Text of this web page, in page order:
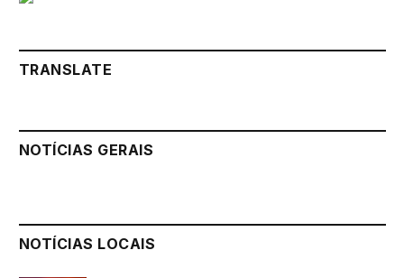
TRANSLATE
NOTÍCIAS GERAIS
NOTÍCIAS LOCAIS